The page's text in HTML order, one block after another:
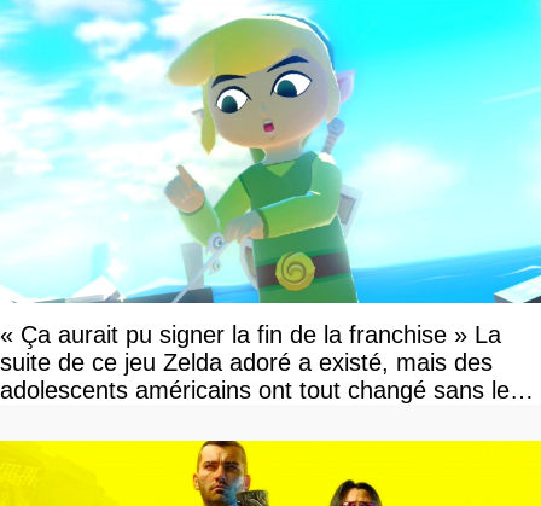
« Ça aurait pu signer la fin de la franchise » La
suite de ce jeu Zelda adoré a existé, mais des
adolescents américains ont tout changé sans le